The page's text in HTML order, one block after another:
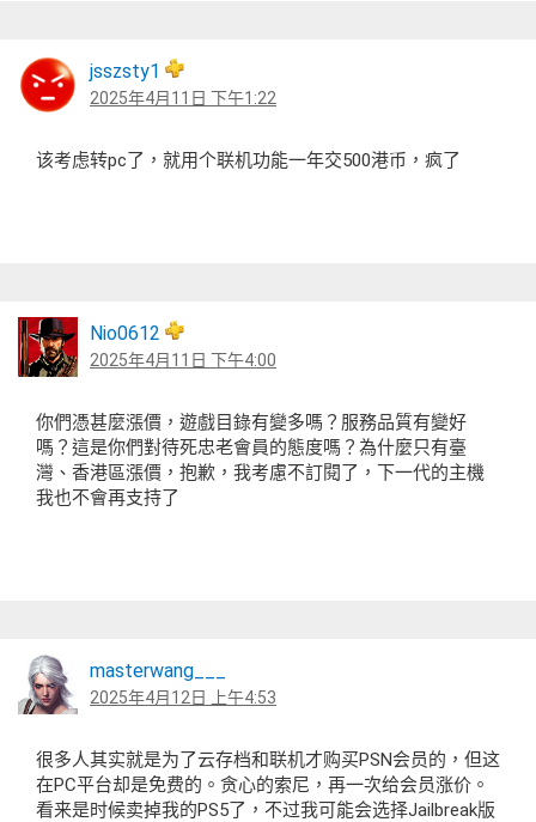
jsszsty1
2025年4月11日 下午1:22
该考虑转pc了，就用个联机功能一年交500港币，疯了
Nio0612
2025年4月11日 下午4:00
你們憑甚麼漲價，遊戲目錄有變多嗎？服務品質有變好
嗎？這是你們對待死忠老會員的態度嗎？為什麼只有臺
灣、香港區漲價，抱歉，我考慮不訂閱了，下一代的主機
我也不會再支持了
masterwang___
2025年4月12日 上午4:53
很多人其实就是为了云存档和联机才购买PSN会员的，但这
在PC平台却是免费的。贪心的索尼，再一次给会员涨价。
看来是时候卖掉我的PS5了，不过我可能会选择Jailbreak版